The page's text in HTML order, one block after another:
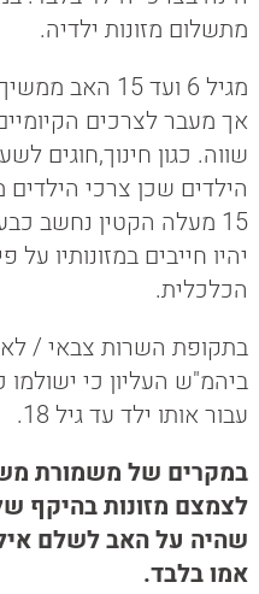
מתשלום מזונות ילדיה.
מגיל 6 ועד
אך מעבר לצרכים
שווה. כגון חינוך,חוגים
הילדים שכן צרכי
15 מעלה הקטין נחשב
יהיו חייבים במזונותיו
הכלכלית.
בתקופת השרות צבאי /
ביהמ"ש העליון כי
עבור אותו ילד עד גיל 18.
במקרים של משמורת
שהיה על האב לשלם
אמו בלבד.